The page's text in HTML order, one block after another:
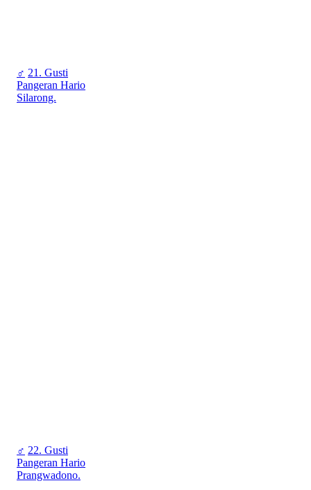
♂ 21. Gusti
Pangeran Hario
Silarong.
♂ 22. Gusti
Pangeran Hario
Prangwadono.